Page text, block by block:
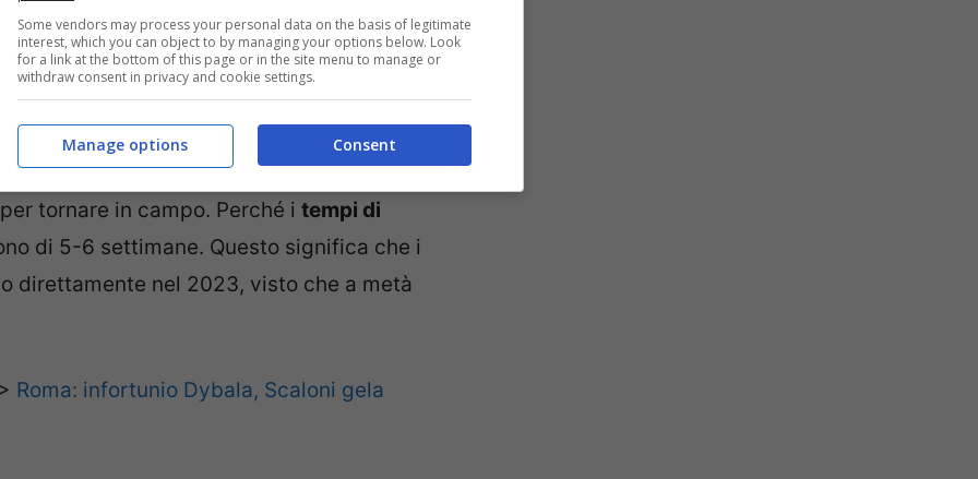
tornare in campo. Perché i tempi di
di 5-6 settimane. Questo significa che i
direttamente nel 2023, visto che a metà
Roma: infortunio Dybala, Scaloni gela
Some vendors may process your personal data on the basis of legitimate
interest, which you can object to by managing your options below. Look
for a link at the bottom of this page or in the site menu to manage or
withdraw consent in privacy and cookie settings.
Consent
Manage options